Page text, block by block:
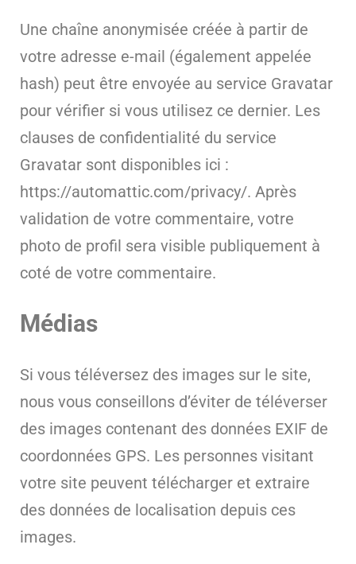
Une chaîne anonymisée créée à partir de
votre adresse e-mail (également appelée
hash) peut être envoyée au service Gravatar
pour vérifier si vous utilisez ce dernier. Les
clauses de confidentialité du service
Gravatar sont disponibles ici :
https://automattic.com/privacy/. Après
validation de votre commentaire, votre
photo de profil sera visible publiquement à
coté de votre commentaire.
Médias
Si vous téléversez des images sur le site,
nous vous conseillons d’éviter de téléverser
des images contenant des données EXIF de
coordonnées GPS. Les personnes visitant
votre site peuvent télécharger et extraire
des données de localisation depuis ces
images.